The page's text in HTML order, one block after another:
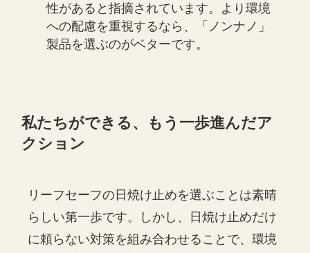
性があると指摘されています。より環境
への配慮を重視するなら、「ノンナノ」
製品を選ぶのがベターです。
私たちができる、もう一歩進んだア
クション
リーフセーフの日焼け止めを選ぶことは素晴
らしい第一歩です。しかし、日焼け止めだけ
に頼らない対策を組み合わせることで、環境